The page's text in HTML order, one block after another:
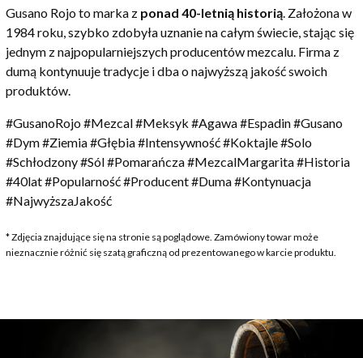
Gusano Rojo to marka z ponad 40-letnią historią. Założona w
1984 roku, szybko zdobyła uznanie na całym świecie, stając się
jednym z najpopularniejszych producentów mezcalu. Firma z
dumą kontynuuje tradycje i dba o najwyższą jakość swoich
produktów.
#GusanoRojo #Mezcal #Meksyk #Agawa #Espadin #Gusano
#Dym #Ziemia #Głębia #Intensywność #Koktajle #Solo
#Schłodzony #Sól #Pomarańcza #MezcalMargarita #Historia
#40lat #Popularność #Producent #Duma #Kontynuacja
#NajwyższaJakość
* Zdjęcia znajdujące się na stronie są poglądowe. Zamówiony towar może
nieznacznie różnić się szatą graficzną od prezentowanego w karcie produktu.